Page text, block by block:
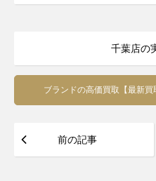
千葉店の
ブランドの高価買取【最新
前の記事